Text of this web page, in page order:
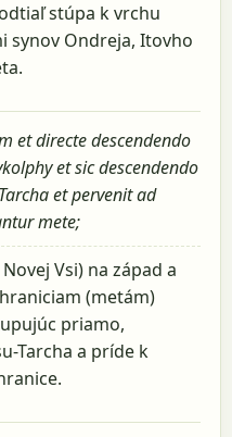
stúpa k vrchu
synov Ondreja, Itovho
et directe descendendo
et sic descendendo
et pervenit ad
mete;
Vsi) na západ a
(metám)
priamo,
Tarcha a príde k